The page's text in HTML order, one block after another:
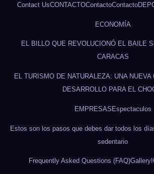
Contact UsCONTACTOContactoContacto
ECONOMÍA
EL BILLO QUE REVOLUCIONÓ EL BAILE
CARACAS
EL TURISMO DE NATURALEZA: UNA NUEVA
DESARROLLO PARA EL
EMPRESAS Espectaculos
Estos son los pasos que debes dar todos los
sedentario
Frequently Asked Questions (FAQ)Gallery